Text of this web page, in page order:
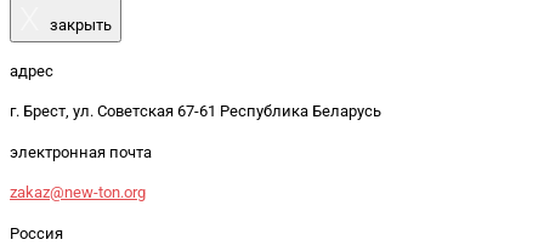
закрыть
адрес
г. Брест, ул. Советская 67-61 Республика Беларусь
электронная почта
zakaz@new-ton.org
Россия